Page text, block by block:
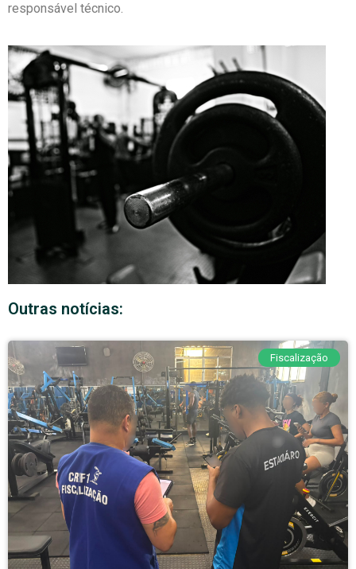
responsável técnico.
Outras notícias:
Fiscalização